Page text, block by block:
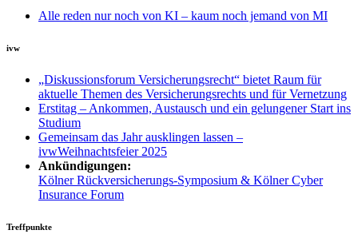
Alle reden nur noch von KI – kaum noch jemand von MI
ivw
„Diskussionsforum Versicherungsrecht“ bietet Raum für
aktuelle Themen des Versicherungsrechts und für Vernetzung
Erstitag – Ankommen, Austausch und ein gelungener Start ins
Studium
Gemeinsam das Jahr ausklingen lassen –
ivwWeihnachtsfeier 2025
Ankündigungen:
Kölner Rückversicherungs-Symposium & Kölner Cyber
Insurance Forum
Treffpunkte